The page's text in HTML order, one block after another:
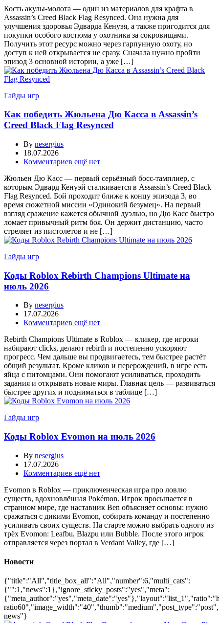
Кость акулы-молота — один из материалов для крафта в
Assassin’s Creed Black Flag Resynced. Она нужна для
улучшения здоровья Эдварда Кенуэя, а также пригодится для
покупки особого костюма у охотника за сокровищами.
Получить этот ресурс можно через гарпунную охоту, но
доступ к ней открывается не сразу. Сначала нужно пройти
эпизод 3 основной истории, а уже […]
Гайды игр
Как победить Жюльена Дю Касса в Assassin’s
Creed Black Flag Resynced
By nesergius
18.07.2026
Комментариев ещё нет
Жюльен Дю Касс — первый серьёзный босс-тамплиер, с
которым Эдвард Кенуэй сталкивается в Assassin’s Creed Black
Flag Resynced. Бой проходит ближе к концу эпизода 3, во
время сюжетной миссии «Одинокий безумец». На первый
взгляд сражение кажется обычной дуэлью, но Дю Касс быстро
ломает привычный ритм боя. Он держит дистанцию, часто
стреляет из пистолетов и не […]
Гайды игр
Коды Roblox Rebirth Champions Ultimate на
июль 2026
By nesergius
17.07.2026
Комментариев ещё нет
Rebirth Champions Ultimate в Roblox — кликер, где игроки
набирают clicks, делают rebirth и постепенно ускоряют
прогресс. Чем дальше вы продвигаетесь, тем быстрее растёт
общий результат. Кроме кликов и перерождений, в игре есть
яйца с питомцами. Они помогают усиливаться, проходить
задания и открывать новые миры. Главная цель — развиваться
быстрее других и подниматься в таблице […]
Гайды игр
Коды Roblox Evomon на июль 2026
By nesergius
17.07.2026
Комментариев ещё нет
Evomon в Roblox — приключенческая игра про ловлю
существ, вдохновлённая Pokémon. Игрок просыпается в
странном мире, где наставник Ben объясняет основы: нужно
сражаться с дикими Evomon, собирать команду и постепенно
усиливать своих существ. На старте можно выбрать одного из
трёх Evomon: Leafbu, Blazpu или Bubble. После этого игрок
отправляется через портал в Verdant Valley, где […]
Новости
{"title":"All","title_box_all":"All","number":6,"multi_cats":
{"":1,"news":1},"ignore_sticky_posts":"yes","meta":
news"}